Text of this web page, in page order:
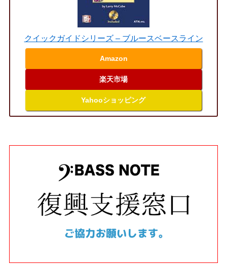
クイックガイドシリーズ – ブルースベースライン
Amazon
楽天市場
Yahooショッピング